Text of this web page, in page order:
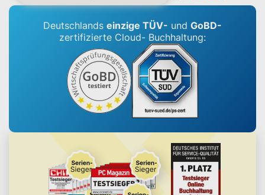
Deutschlands einzige TÜV- und GoBD-
zertifizierte Cloud- Buchhaltung: